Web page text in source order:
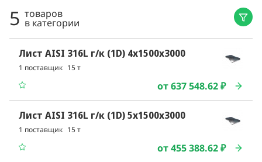
5 товаров
в категории
Лист AISI 316L г/к (1D) 4x1500x3000
1 поставщик 15 т
от 637 548.62 ₽
Лист AISI 316L г/к (1D) 5x1500x3000
1 поставщик 15 т
от 455 388.62 ₽